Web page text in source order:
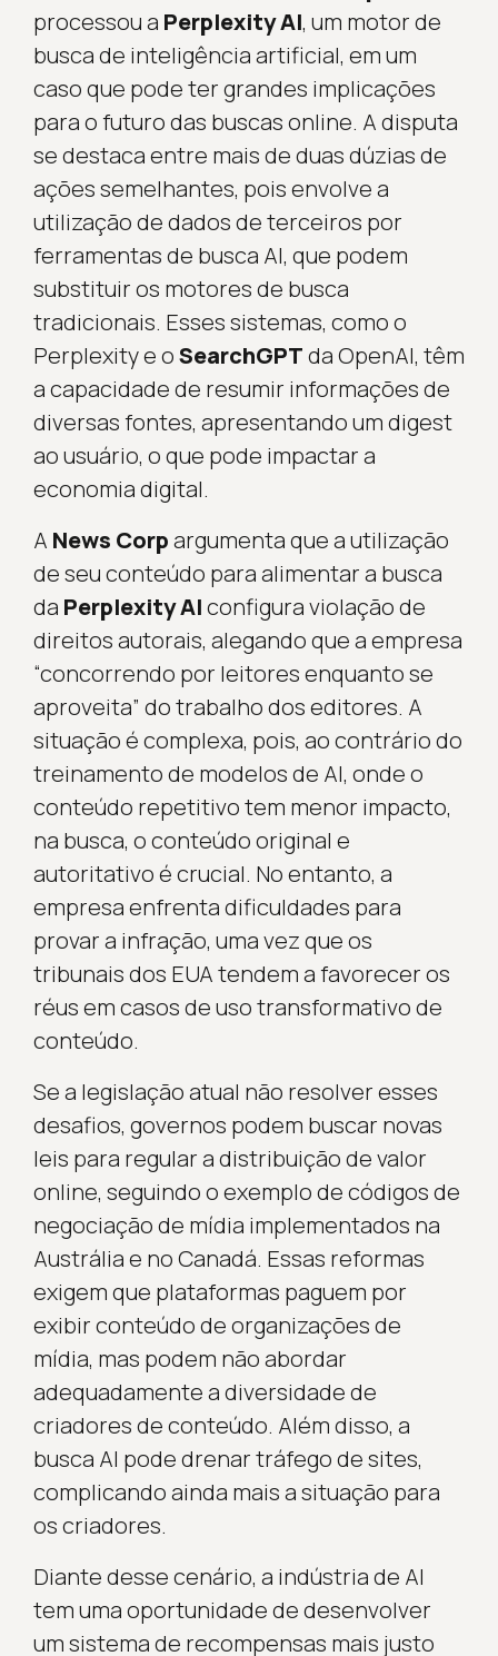
processou a Perplexity AI, um motor de
busca de inteligência artificial, em um
caso que pode ter grandes implicações
para o futuro das buscas online. A disputa
se destaca entre mais de duas dúzias de
ações semelhantes, pois envolve a
utilização de dados de terceiros por
ferramentas de busca AI, que podem
substituir os motores de busca
tradicionais. Esses sistemas, como o
Perplexity e oSearchGPTda OpenAI, têm
a capacidade de resumir informações de
diversas fontes, apresentando um digest
ao usuário, o que pode impactar a
economia digital.
A News Corpargumenta que a utilização
de seu conteúdo para alimentar a busca
da Perplexity AIconfigura violação de
direitos autorais, alegando que a empresa
“concorrendo por leitores enquanto se
aproveita” do trabalho dos editores. A
situação é complexa, pois, ao contrário do
treinamento de modelos de AI, onde o
conteúdo repetitivo tem menor impacto,
na busca, o conteúdo original e
autoritativo é crucial. No entanto, a
empresa enfrenta dificuldades para
provar a infração, uma vez que os
tribunais dos EUA tendem a favorecer os
réus em casos de uso transformativo de
conteúdo.
Se a legislação atual não resolver esses
desafios, governos podem buscar novas
leis para regular a distribuição de valor
online, seguindo o exemplo de códigos de
negociação de mídia implementados na
Austrália e no Canadá. Essas reformas
exigem que plataformas paguem por
exibir conteúdo de organizações de
mídia, mas podem não abordar
adequadamente a diversidade de
criadores de conteúdo. Além disso, a
busca AI pode drenar tráfego de sites,
complicando ainda mais a situação para
os criadores.
Diante desse cenário, a indústria de AI
tem uma oportunidade de desenvolver
um sistema de recompensas mais justo